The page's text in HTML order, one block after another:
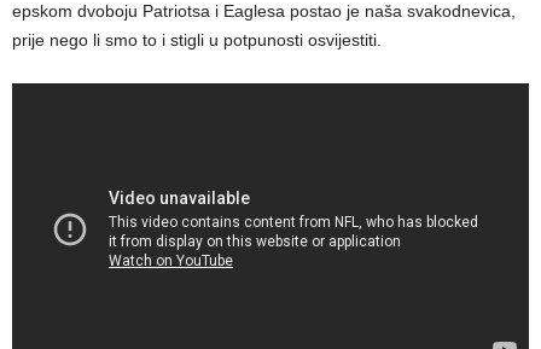
epskom dvoboju Patriotsa i Eaglesa postao je naša svakodnevica,
prije nego li smo to i stigli u potpunosti osvijestiti.